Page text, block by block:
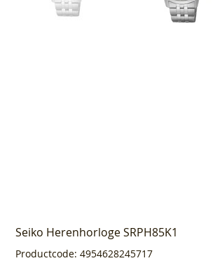
Seiko Herenhorloge SRPH85K1
Productcode:
Productcode
4954628245717
4954628245717